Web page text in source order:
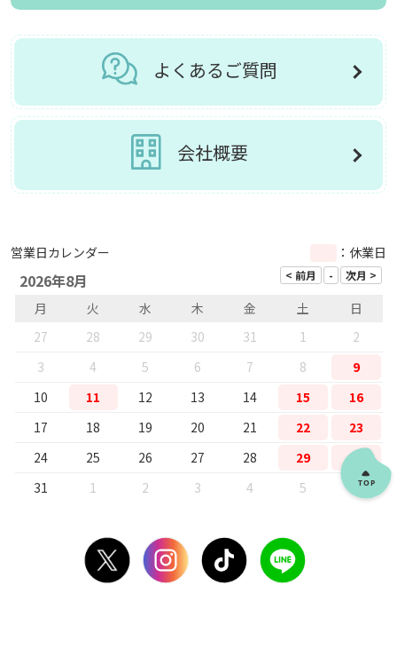
よくあるご質問
会社概要
営業日カレンダー ：休業日
2026年8月
月 火 水 木 金 土
日
27
28 29 30 31 1
2
3
4 5 6 7 8
9
10
11 12 13 14 15
16
17
18 19 20 21 22
23
24
25 26 27 28 29
30
31
1 2 3 4 5 6